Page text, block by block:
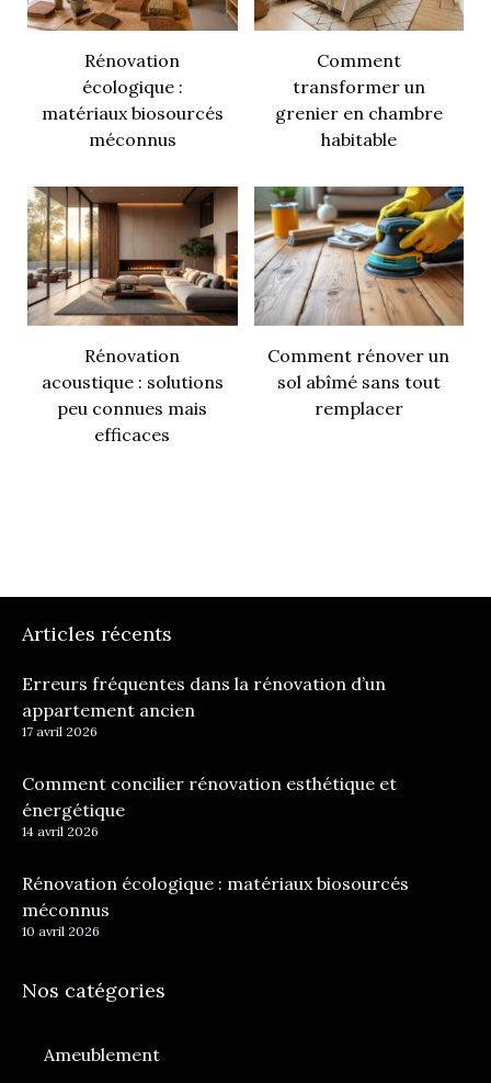
Rénovation
écologique :
matériaux biosourcés
méconnus
Comment
transformer un
grenier en chambre
habitable
Rénovation
acoustique : solutions
peu connues mais
efficaces
Comment rénover un
sol abîmé sans tout
remplacer
Articles récents
Erreurs fréquentes dans la rénovation d’un
appartement ancien
17 avril 2026
Comment concilier rénovation esthétique et
énergétique
14 avril 2026
Rénovation écologique : matériaux biosourcés
méconnus
10 avril 2026
Nos catégories
Ameublement